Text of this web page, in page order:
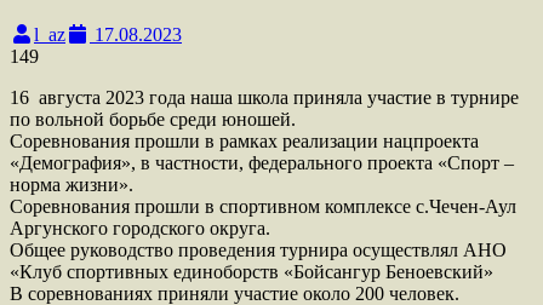
l_az
17.08.2023
149
16 августа 2023 года наша школа приняла участие в турнире
по вольной борьбе среди юношей.
Соревнования прошли в рамках реализации нацпроекта
«Демография», в частности, федерального проекта «Спорт –
норма жизни».
Соревнования прошли в спортивном комплексе с.Чечен-Аул
Аргунского городского округа.
Общее руководство проведения турнира осуществлял АНО
«Клуб спортивных единоборств «Бойсангур Беноевский»
В соревнованиях приняли участие около 200 человек.